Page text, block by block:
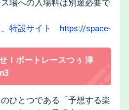
への入場料は別途必要で
特設サイト https://space-
！ボートレースつぅ 津
ひとつである「予想する楽